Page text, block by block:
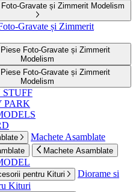
Gravate și Zimmerit Modelism
Gravate și Zimmerit
Modelism
Modelism
STUFF
PARK
Machete Asamblate
Machete Asamblate
pentru Kituri
Diorame si
Kituri